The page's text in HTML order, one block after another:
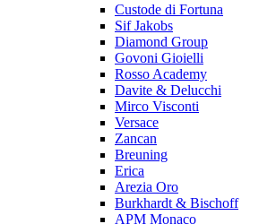
Custode di Fortuna
Sif Jakobs
Diamond Group
Govoni Gioielli
Rosso Academy
Davite & Delucchi
Mirco Visconti
Versace
Zancan
Breuning
Erica
Arezia Oro
Burkhardt & Bischoff
APM Monaco